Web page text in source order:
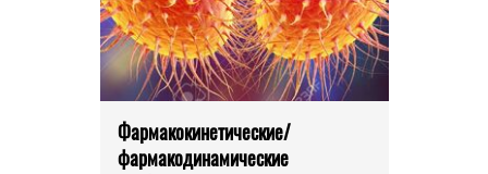
Фармакокинетические/
фармакодинамические